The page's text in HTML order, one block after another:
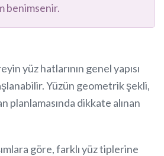
benimsenir.
yüz hatlarının genel yapısı
Yüzün geometrik şekli,
planlamasında dikkate alınan
göre, farklı yüz tiplerine